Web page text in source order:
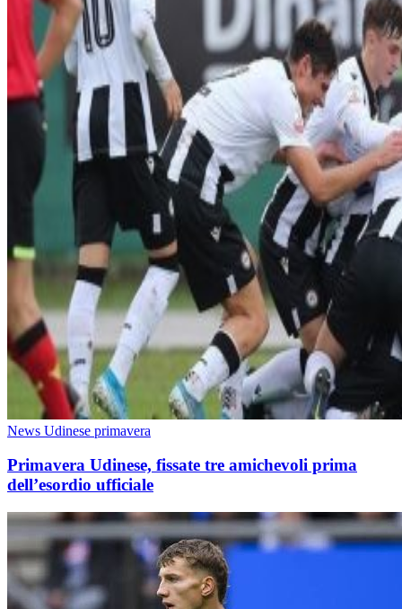
News Udinese primavera
Primavera Udinese, fissate tre amichevoli prima
dell’esordio ufficiale